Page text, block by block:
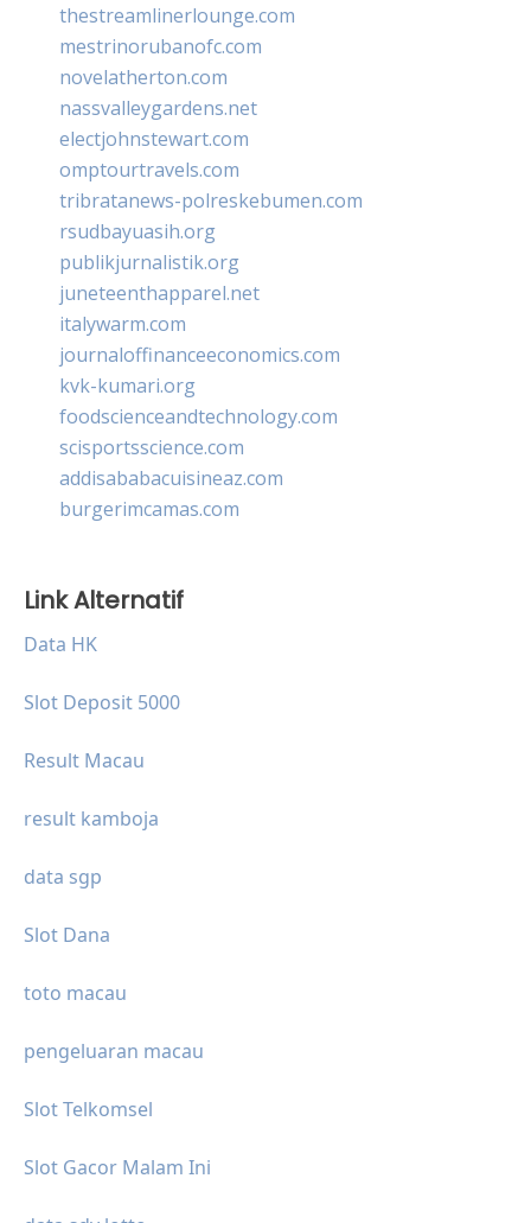
thestreamlinerlounge.com
mestrinorubanofc.com
novelatherton.com
nassvalleygardens.net
electjohnstewart.com
omptourtravels.com
tribratanews-polreskebumen.com
rsudbayuasih.org
publikjurnalistik.org
juneteenthapparel.net
italywarm.com
journaloffinanceeconomics.com
kvk-kumari.org
foodscienceandtechnology.com
scisportsscience.com
addisababacuisineaz.com
burgerimcamas.com
Link Alternatif
Data HK
Slot Deposit 5000
Result Macau
result kamboja
data sgp
Slot Dana
toto macau
pengeluaran macau
Slot Telkomsel
Slot Gacor Malam Ini